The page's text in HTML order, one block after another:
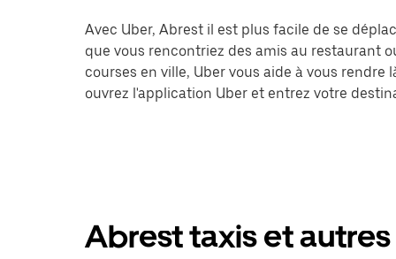
Avec Uber, Abrest il est plus facile de se
que vous rencontriez des amis au restaurant
courses en ville, Uber vous aide à vous rendre
ouvrez l'application Uber et entrez votre
Abrest taxis et